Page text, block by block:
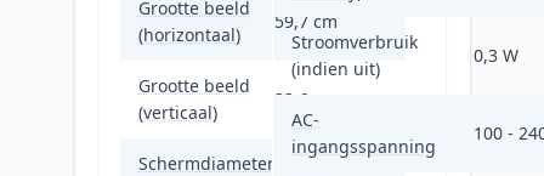
Grootte beeld
(horizontaal)
59,7 cm
Grootte beeld
(verticaal)
33,6 cm
Schermdiameter
Stroomverbruik
(indien uit)
0,3 W
AC-
ingangsspanning
100 -